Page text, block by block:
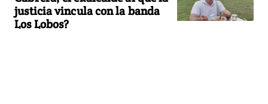
justicia vincula con la banda
Los Lobos?